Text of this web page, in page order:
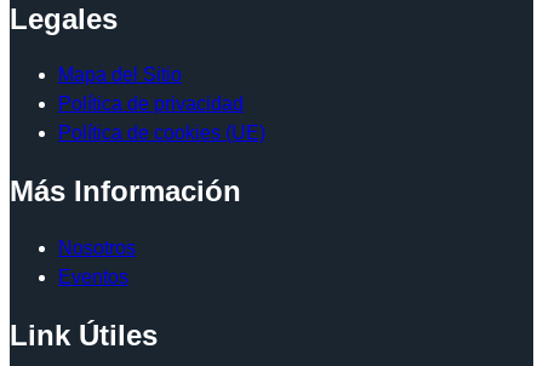
Legales
Mapa del Sitio
Política de privacidad
Política de cookies (UE)
Más Información
Nosotros
Eventos
Link Útiles